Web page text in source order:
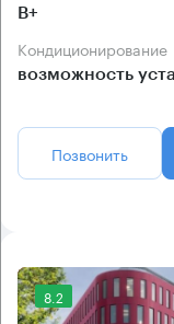
B+
Кондиционирование
возможность
Позвонить
8.2